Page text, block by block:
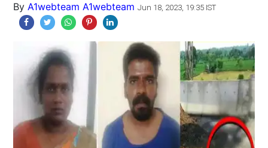
By A1webteam A1webteam Jun 18, 2023, 19:35 IST